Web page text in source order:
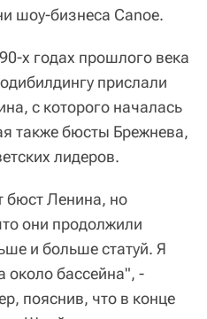
шоу-бизнеса Canoe.
х годах прошлого века
прислали
с которого началась
также бюсты Брежнева,
лидеров.
бюст Ленина, но
они продолжили
и больше статуй. Я
около бассейна", -
пояснив, что в конце